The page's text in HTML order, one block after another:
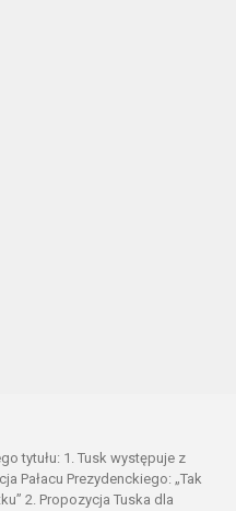
tytułu: 1. Tusk występuje z
Pałacu Prezydenckiego: „Tak
2. Propozycja Tuska dla